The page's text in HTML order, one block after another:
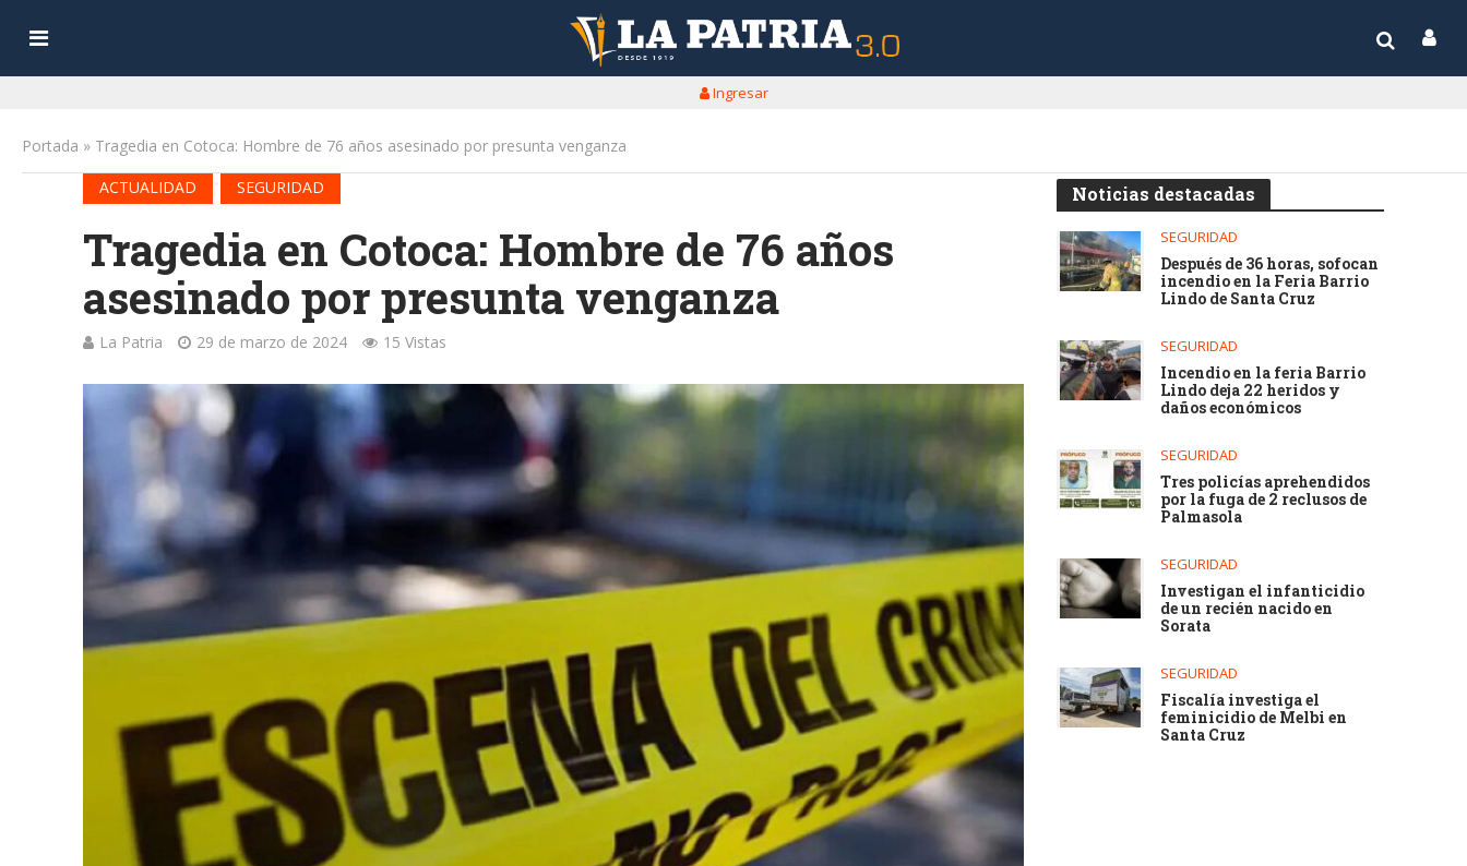
Ingresar
Portada » Tragedia en Cotoca: Hombre de 76 años asesinado por presunta venganza
ACTUALIDAD
SEGURIDAD
Tragedia en Cotoca: Hombre de 76 años
asesinado por presunta venganza
La Patria 29 de marzo de 2024 15 Vistas
Noticias destacadas
SEGURIDAD
Después de 36 horas, sofocan
incendio en la Feria Barrio
Lindo de Santa Cruz
SEGURIDAD
Incendio en la feria Barrio
Lindo deja 22 heridos y
daños económicos
SEGURIDAD
Tres policías aprehendidos
por la fuga de 2 reclusos de
Palmasola
SEGURIDAD
Investigan el infanticidio
de un recién nacido en
Sorata
SEGURIDAD
Fiscalía investiga el
feminicidio de Melbi en
Santa Cruz